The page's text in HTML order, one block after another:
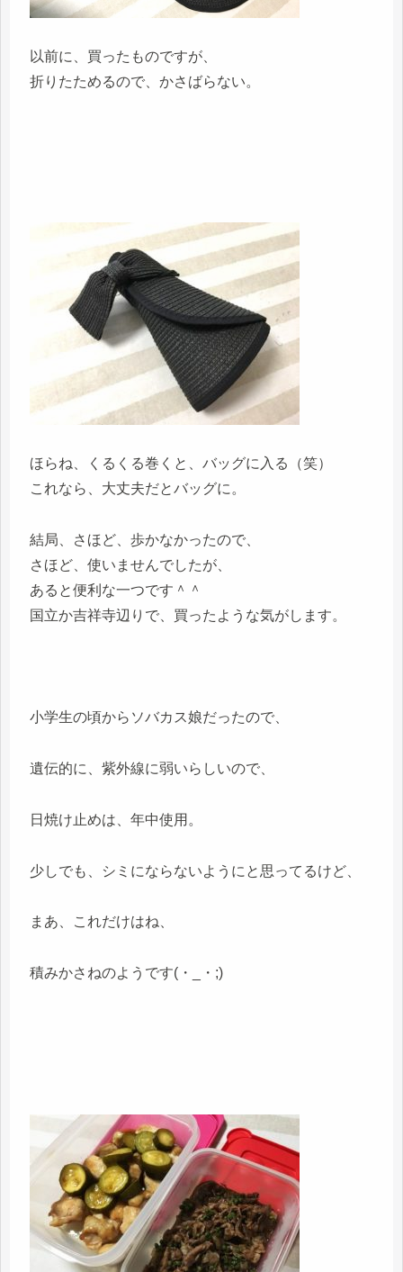
以前に、買ったものですが、
折りたためるので、かさばらない。
ほらね、くるくる巻くと、バッグに入る（笑）
これなら、大丈夫だとバッグに。
結局、さほど、歩かなかったので、
さほど、使いませんでしたが、
あると便利な一つです＾＾
国立か吉祥寺辺りで、買ったような気がします。
小学生の頃からソバカス娘だったので、
遺伝的に、紫外線に弱いらしいので、
日焼け止めは、年中使用。
少しでも、シミにならないようにと思ってるけど、
まあ、これだけはね、
積みかさねのようです(・_・;)